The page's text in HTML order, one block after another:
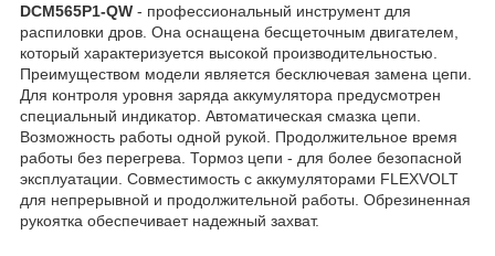
DCM565P1-QW - профессиональный инструмент для
распиловки дров. Она оснащена бесщеточным двигателем,
который характеризуется высокой производительностью.
Преимуществом модели является бесключевая замена цепи.
Для контроля уровня заряда аккумулятора предусмотрен
специальный индикатор. Автоматическая смазка цепи.
Возможность работы одной рукой. Продолжительное время
работы без перегрева. Тормоз цепи - для более безопасной
эксплуатации. Совместимость с аккумуляторами FLEXVOLT
для непрерывной и продолжительной работы. Обрезиненная
рукоятка обеспечивает надежный захват.